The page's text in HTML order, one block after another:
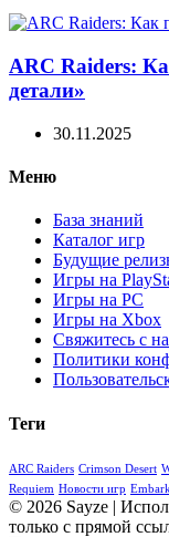
ARC Raiders:
детали»
30.11.2025
Меню
База знаний
Каталог игр
Будущие
Игры на
Игры на PC
Игры на Xbox
Свяжитесь с
Политики
Теги
ARC Raiders Crimson Desert
Requiem Новости игр
© 2026 Sayze |
только с прямой